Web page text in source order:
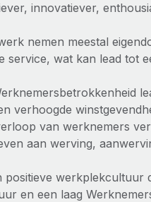
innovatiever,
nemen meestal
service, wat kan lead tot
verhoogde
van werknemers
aan werving,
positieve werkplekcultuur
en een laag